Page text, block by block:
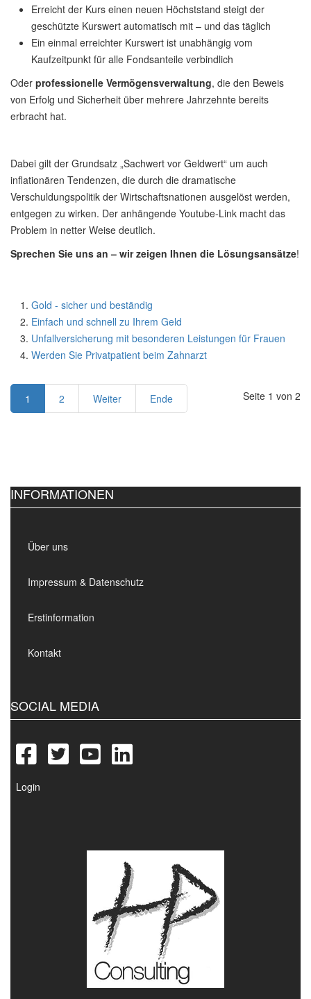
Erreicht der Kurs einen neuen Höchststand steigt der
geschützte Kurswert automatisch mit – und das täglich
Ein einmal erreichter Kurswert ist unabhängig vom
Kaufzeitpunkt für alle Fondsanteile verbindlich
Oder professionelle Vermögensverwaltung, die den Beweis
von Erfolg und Sicherheit über mehrere Jahrzehnte bereits
erbracht hat.
Dabei gilt der Grundsatz „Sachwert vor Geldwert“ um auch
inflationären Tendenzen, die durch die dramatische
Verschuldungspolitik der Wirtschaftsnationen ausgelöst werden,
entgegen zu wirken. Der anhängende Youtube-Link macht das
Problem in netter Weise deutlich.
Sprechen Sie uns an – wir zeigen Ihnen die Lösungsansätze!
Gold - sicher und beständig
Einfach und schnell zu Ihrem Geld
Unfallversicherung mit besonderen Leistungen für Frauen
Werden Sie Privatpatient beim Zahnarzt
Seite 1 von 2
1 2 Weiter Ende
INFORMATIONEN
Über uns
Impressum & Datenschutz
Erstinformation
Kontakt
SOCIAL MEDIA
Login